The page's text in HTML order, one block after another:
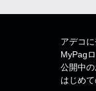
アデコ
MyPag
公開中
はじめ